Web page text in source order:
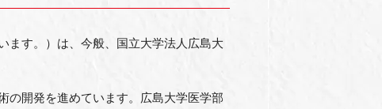
ます。）は、今般、国立大学法人広島大
の開発を進めています。広島大学医学部